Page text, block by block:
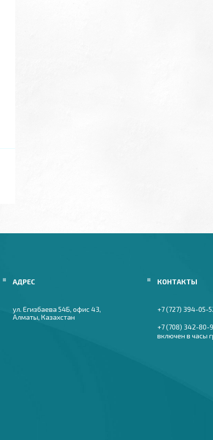
ул. Егизбаева 54Б, офис 43,
Алматы, Казахстан
+7 (727) 394-05-
+7 (708) 342-80-
включен в часы